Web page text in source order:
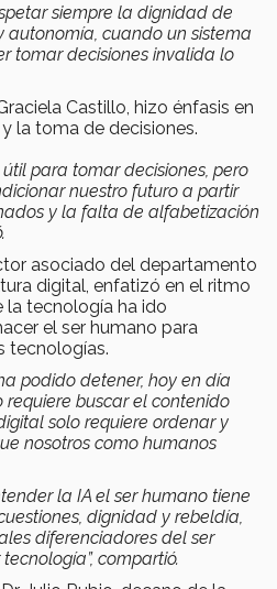
siempre la dignidad de
autonomía, cuando un sistema
tomar decisiones invalida lo
Castillo, hizo énfasis en
la toma de decisiones.
útil para tomar decisiones, pero
nuestro futuro a partir
y la falta de alfabetización
asociado del departamento
digital, enfatizó en el ritmo
la tecnología ha ido
el ser humano para
tecnologías.
podido detener, hoy en día
buscar el contenido
solo requiere ordenar y
nosotros como humanos
la IA el ser humano tiene
dignidad y rebeldía
diferenciadores del ser
compartió.